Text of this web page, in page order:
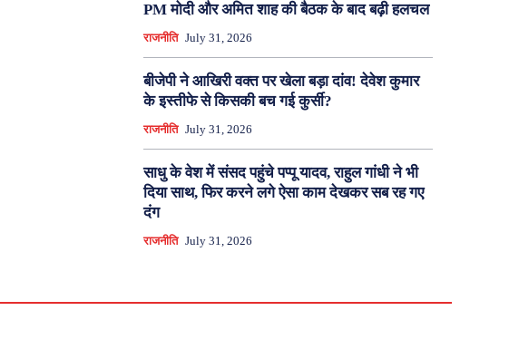
PM मोदी और अमित शाह की बैठक के बाद बढ़ी हलचल
राजनीति July 31, 2026
बीजेपी ने आखिरी वक्त पर खेला बड़ा दांव! देवेश कुमार
के इस्तीफे से किसकी बच गई कुर्सी?
राजनीति July 31, 2026
साधु के वेश में संसद पहुंचे पप्पू यादव, राहुल गांधी ने भी
दिया साथ, फिर करने लगे ऐसा काम देखकर सब रह गए
दंग
राजनीति July 31, 2026